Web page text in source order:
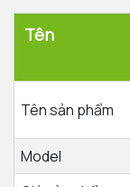
Tên sản phẩm
Model